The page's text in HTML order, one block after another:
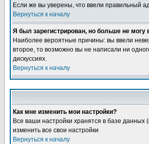
Если же вы уверены, что ввели правильный
Вернуться к началу
Я был зарегистрирован, но больше не могу
Наиболее вероятные причины: вы ввели
второе, то возможно вы не написали ни
дискуссиях.
Вернуться к началу
Как мне изменить мои настройки?
Все ваши настройки хранятся в базе
изменить все свои настройки
Вернуться к началу